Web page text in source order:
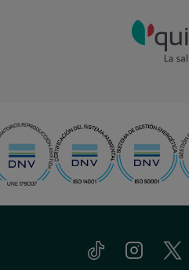
Tiktok InstagramTwitter